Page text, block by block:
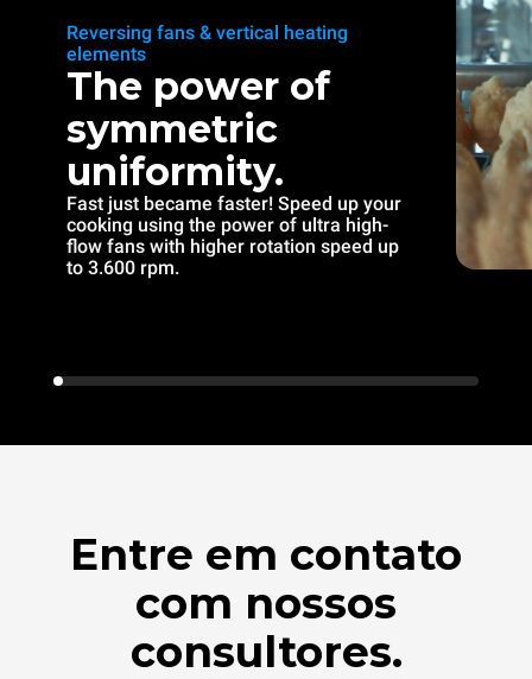
Reversing fans & vertical heating
elements
The power of
symmetric
uniformity.
Fast just became faster! Speed up your
cooking using the power of ultra high-
flow fans with higher rotation speed up
to 3.600 rpm.
Entre em contato
com nossos
consultores.